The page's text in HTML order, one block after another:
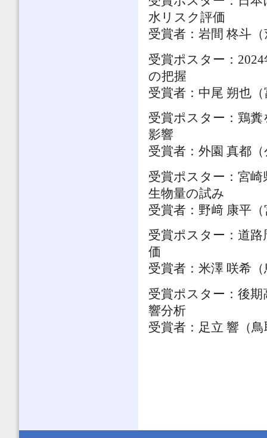
水リスク評価
受賞者：岩間 柊斗
受賞ポスター：
の把握
受賞者：中尾 朔也
受賞ポスター：鶏
影響
受賞者：外園 真都
受賞ポスター：宮
生物量の試み
受賞者：野﨑 康平
受賞ポスター：道
価
受賞者：米澤 咲希
受賞ポスター：後
響分析
受賞者：足立 響（